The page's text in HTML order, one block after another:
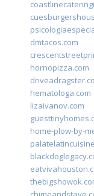
dmtacos.com
hornopizza.com
hematologa.com
lizaivanov.com
home-plow-by-